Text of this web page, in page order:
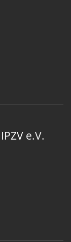
e.V.